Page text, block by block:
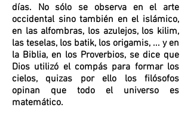
días. No sólo se observa en el arte
occidental sino también en el islámico,
en las alfombras, los azulejos, los kilim,
las teselas, los batik, los origamis, ... y en
la Biblia, en los Proverbios, se dice que
Dios utilizó el compás para formar los
cielos, quizas por ello los filósofos
opinan que todo el universo es
matemático.